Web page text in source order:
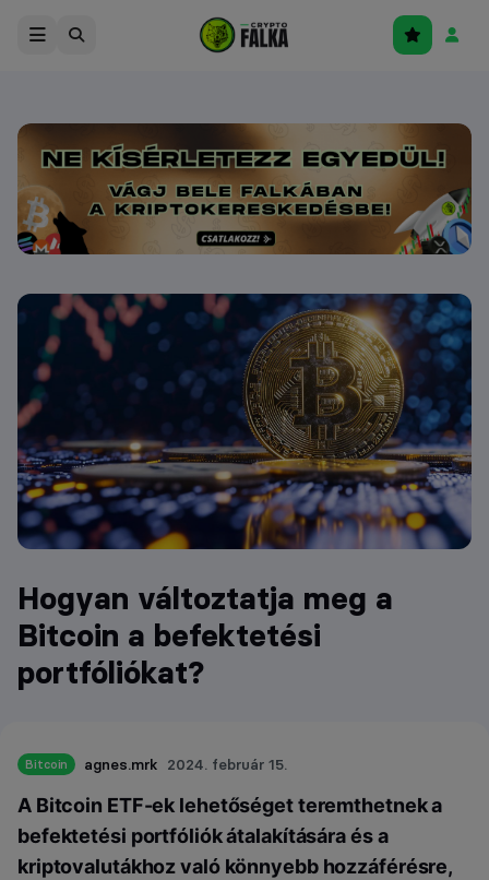
Hogyan változtatja meg a
Bitcoin a befektetési
portfóliókat?
Bitcoin agnes.mrk 2024. február 15.
A Bitcoin ETF-ek lehetőséget teremthetnek a
befektetési portfóliók átalakítására és a
kriptovalutákhoz való könnyebb hozzáférésre,